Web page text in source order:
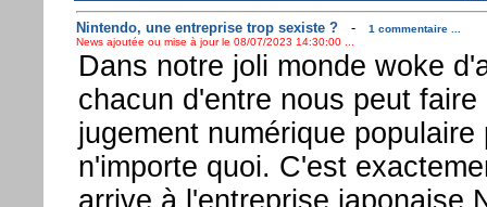
Nintendo, une entreprise trop sexiste ?-
1 commentaire ...
News ajoutée ou mise à jour le 08/07/2023 14:30:00 ...
Dans notre joli monde woke
chacun d'entre nous peut faire
jugement numérique populaire
n'importe quoi. C'est